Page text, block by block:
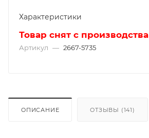
Характеристики
Товар снят с производства
Артикул — 2667-5735
ОПИСАНИЕ ОТЗЫВЫ (141)